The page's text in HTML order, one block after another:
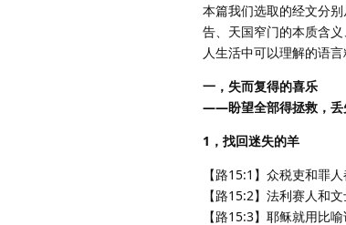
本篇我们选取的经文分
告、天国窄门的本质含
人生活中可以理解的语
一，失而复得的喜乐
——盼望全部得拯救，丢
1，找回迷失的羊
【路15:1】众税吏和罪
【路15:2】法利赛人和
【路15:3】耶稣就用比喻